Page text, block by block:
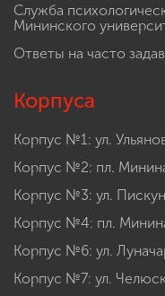
Служба
Мининского
Ответы на часто
Корпуса
Корпус №1: ул.
Корпус №2: пл.
Корпус №3: ул.
Корпус №4: пл.
Корпус №6: ул.
Корпус №7: ул.